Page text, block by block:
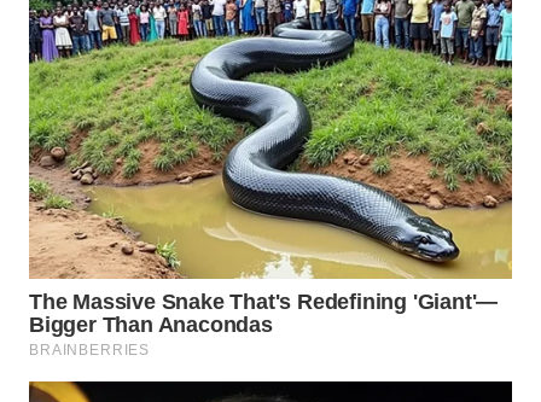
KALTARA
WN
KALSEL
WN
KALTIM
WN
SULSEL
WN